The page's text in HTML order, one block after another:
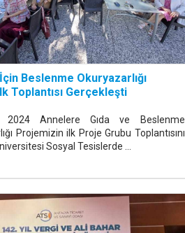
Beslenme Okuryazarlığı
Toplantısı Gerçekleşti
Annelere Gıda ve Beslenme
Projemizin ilk Proje Grubu Toplantısını
Sosyal Tesislerde ...